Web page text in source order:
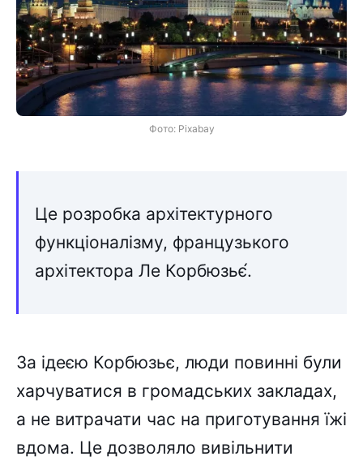
Фото: Pixabay
Це розробка архітектурного
функціоналізму, французького
архітектора Ле Корбюзьє́.
За ідеєю Корбюзьє, люди повинні були
харчуватися в громадських закладах,
а не витрачати час на приготування їжі
вдома. Це дозволяло вивільнити